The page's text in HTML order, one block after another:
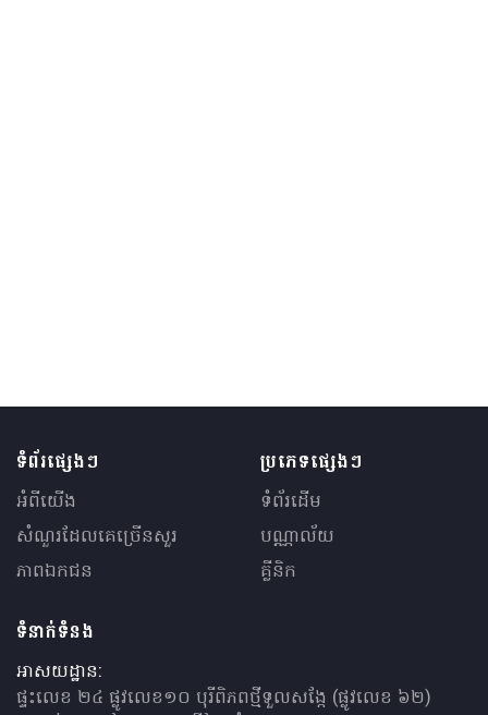
ទំព័រផ្សេងៗ
អំពីយើង
សំណួរ​ដែលគេ​ច្រើន​សួរ
ភាពឯកជន
ប្រភេទផ្សេងៗ
ទំព័រដើម
បណ្ណាល័យ
គ្លីនិក
ទំនាក់ទំនង
អាសយដ្ឋាន:
ផ្ទះលេខ ២៤ ផ្លូវលេខ១០ បុរីពិភពថ្មីទួលសង្កែ (ផ្លូវលេខ ៦២)